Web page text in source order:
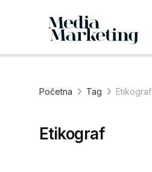
Početna Tag Etikograf
Etikograf